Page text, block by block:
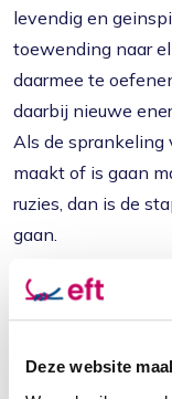
Deze website
levendig en
toewending naar
daarmee te
daarbij nieuwe
Als de sprankeling
maakt of is gaan
ruzies, dan is de
gaan.
Voorafgaand aan
geregeld een